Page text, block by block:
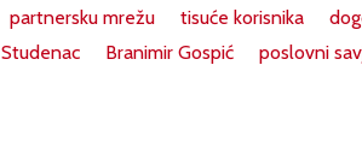
partnersku mrežu tisuće korisnika
Studenac Branimir Gospić
poslovni